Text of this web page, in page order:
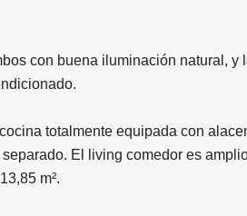
con buena iluminación natural, y
totalmente equipada con
El living comedor es
m².